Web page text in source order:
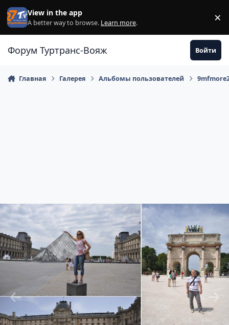
Перейти к содержанию
View in the app
A better way to browse. Learn more. ×
Форум Туртранс-Вояж Войти
Главная Галерея Альбомы пользователей